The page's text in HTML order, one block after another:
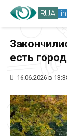
RUA
есть
16.06.2026 в